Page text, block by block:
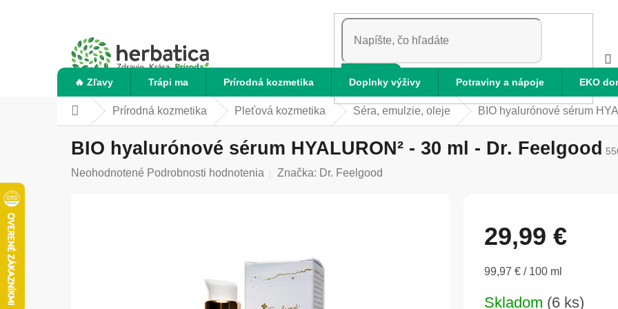
HĽADAŤ
🔥 Zľavy Trápi ma Prírodná kozmetika Doplnky výživy Potraviny a nápoje EKO
DomovPrírodná kozmetika Pleťová kozmetika Séra, emulzie, oleje BIO hyalurónové sérum
BIO hyalurónové sérum HYALURON² - 30 ml - Dr. Feelgood
Priemerné
Neohodnotené Podrobnosti hodnotenia Značka: Dr. Feelgood
29,99 €
Jednotková
99,97 € / 100 ml
Skladom (6 ks)